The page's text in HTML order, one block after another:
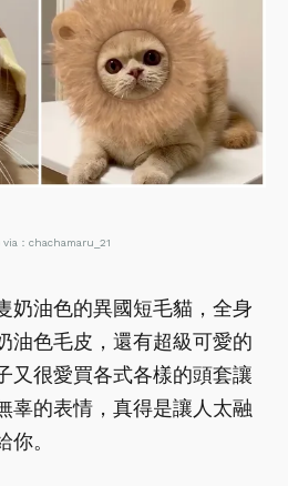
via：chachamaru_21
奶油色的異國短毛貓，全身
油色毛皮，還有超級可愛的
又很愛買各式各樣的頭套讓
辜的表情，真得是讓人太融
。